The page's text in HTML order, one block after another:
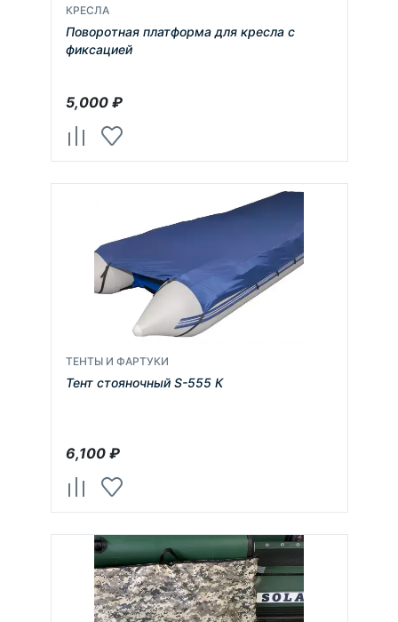
КРЕСЛА
Поворотная платформа для кресла с
фиксацией
5,000₽
ТЕНТЫ И ФАРТУКИ
Тент стояночный S-555 К
6,100₽